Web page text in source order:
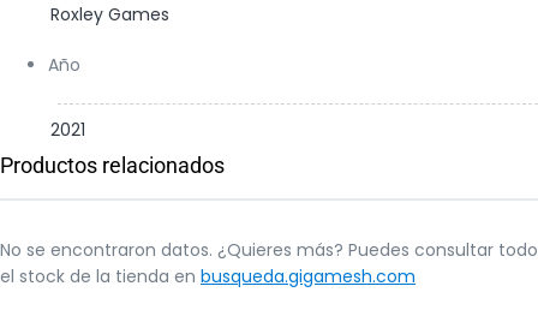
Roxley Games
Año
2021
Productos relacionados
No se encontraron datos. ¿Quieres más? Puedes consultar todo
el stock de la tienda en busqueda.gigamesh.com